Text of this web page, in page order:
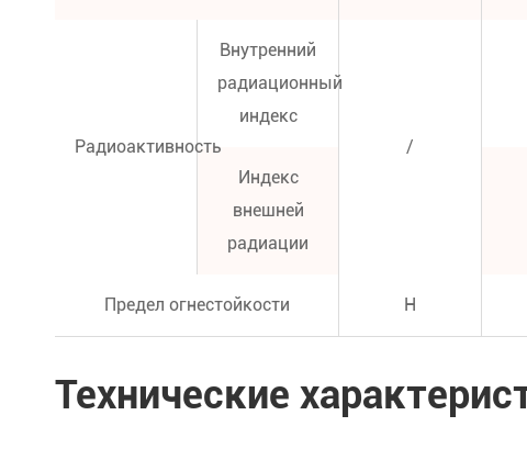
Радиоактивность
Внутренний
радиационный
индекс
/
Индекс
внешней
радиации
Предел огнестойкости H
Технические